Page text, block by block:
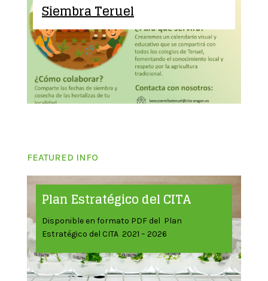
Siembra Teruel
FEATURED INFO
Plan Estratégico del CITA
Disponible en formato PDF del Plan
Estratégico del CITA 2021 – 2026